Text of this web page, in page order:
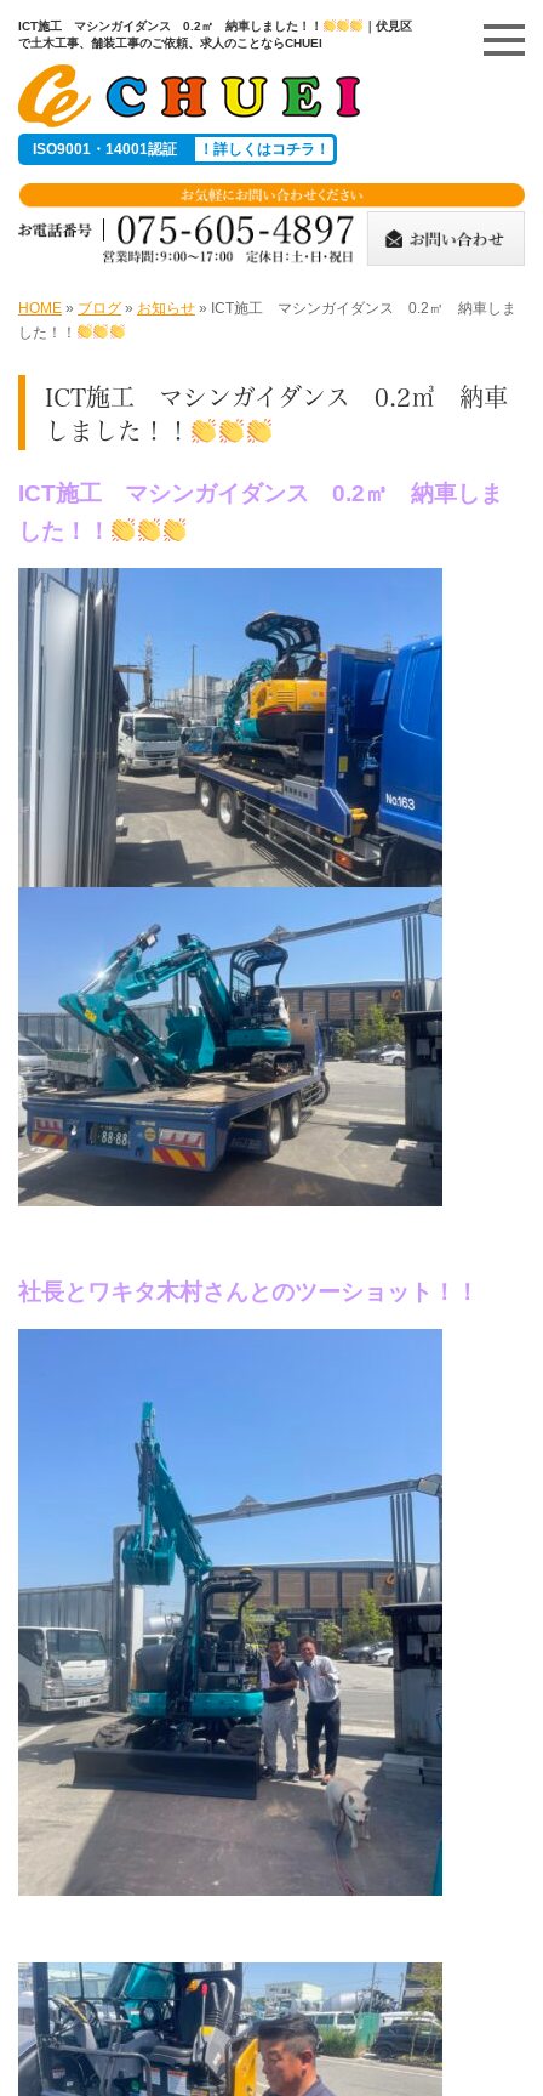
ICT施工 マシンガイダンス 0.2㎥ 納車しました！！
｜伏見区
で土木工事、舗装工事のご依頼、求人のことならCHUEI
ISO9001・14001認証 ！詳しくはコチラ！
HOME » ブログ » お知らせ » ICT施工 マシンガイダンス 0.2㎥ 納車しま
した！！
ICT施工 マシンガイダンス 0.2㎥ 納車
しました！！
ICT施工 マシンガイダンス 0.2㎥ 納車しま
した！！
社長とワキタ木村さんとのツーショット！！